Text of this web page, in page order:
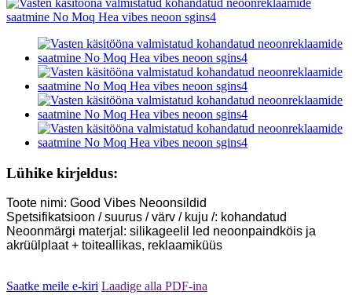
Lühike kirjeldus:
Toote nimi: Good Vibes Neoonsildid
Spetsifikatsioon / suurus / värv / kuju /: kohandatud
Neoonmärgi materjal: silikageelil led neoonpaindköis ja
akrüülplaat + toiteallikas, reklaamiküüs
Saatke meile e-kiri Laadige alla PDF-ina